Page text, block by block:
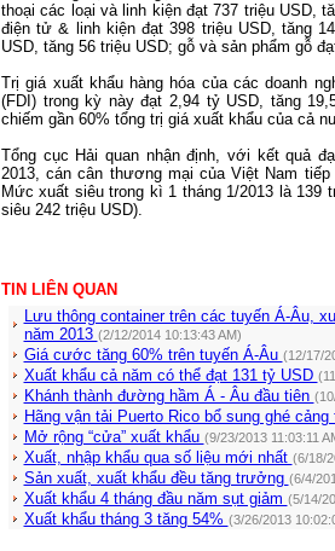
thoại các loại và linh kiện đạt 737 triệu USD,
điện tử & linh kiện đạt 398 triệu USD, tăng
USD, tăng 56 triệu USD; gỗ và sản phẩm gỗ
Trị giá xuất khẩu hàng hóa của các doanh
(FDI) trong kỳ này đạt 2,94 tỷ USD, tăng
chiếm gần 60% tổng trị giá xuất khẩu của cả
Tổng cục Hải quan nhận định, với kết quả
2013, cán cân thương mại của Việt Nam
Mức xuất siêu trong kì 1 tháng 1/2013 là 139
siêu 242 triệu USD).
TIN LIÊN QUAN
Lưu thông container trên các tuyến Á-Âu,
năm 2013 (2/12/2014 10:13:43 AM)
Giá cước tăng 60% trên tuyến Á-Âu (12/17/
Xuất khẩu cả năm có thể đạt 131 tỷ USD
Khánh thành đường hầm Á - Âu đầu tiên
Hãng vận tải Puerto Rico bổ sung ghé
Mở rộng “cửa” xuất khẩu (9/23/2013 11:03:11
Xuất, nhập khẩu qua số liệu mới nhất (6/18/
Sản xuất, xuất khẩu đều tăng trưởng (6/4/
Xuất khẩu 4 tháng đầu năm sụt giảm (5/14/
Xuất khẩu tháng 3 tăng 54% (3/26/2013